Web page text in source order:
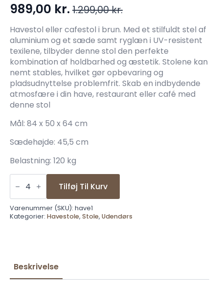
1.299,00kr.
Den
oprindelige
pris
var:
1.299,00 kr..
989,00 kr.
Den
aktuelle
pris
er:
989,00 kr..
Havestol eller cafestol i brun. Med et stilfuldt stel af
aluminium og et sæde samt ryglæn i UV-resistent
texilene, tilbyder denne stol den perfekte
kombination af holdbarhed og æstetik. Stolene kan
nemt stables, hvilket gør opbevaring og
pladsudnyttelse problemfrit. Skab en indbydende
atmosfære i din have, restaurant eller café med
denne stol
Mål: 84 x 50 x 64 cm
Sædehøjde: 45,5 cm
Belastning: 120 kg
Havestol
UV-
resistent
texilene
antal
Tilføj Til Kurv
Varenummer (SKU): have1
Kategorier: Havestole, Stole, Udendørs
Beskrivelse